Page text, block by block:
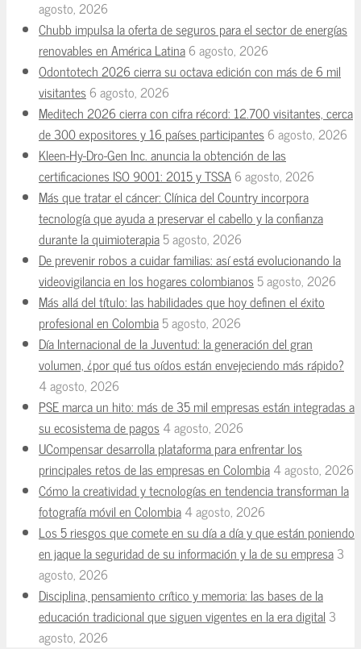
agosto, 2026
Chubb impulsa la oferta de seguros para el sector de energías
renovables en América Latina6 agosto, 2026
Odontotech 2026 cierra su octava edición con más de 6 mil
visitantes6 agosto, 2026
Meditech 2026 cierra con cifra récord: 12.700 visitantes, cerca
de 300 expositores y 16 países participantes6 agosto, 2026
Kleen-Hy-Dro-Gen Inc. anuncia la obtención de las
certificaciones ISO 9001: 2015 y TSSA6 agosto, 2026
Más que tratar el cáncer: Clínica del Country incorpora
tecnología que ayuda a preservar el cabello y la confianza
durante la quimioterapia5 agosto, 2026
De prevenir robos a cuidar familias: así está evolucionando la
videovigilancia en los hogares colombianos5 agosto, 2026
Más allá del título: las habilidades que hoy definen el éxito
profesional en Colombia5 agosto, 2026
Día Internacional de la Juventud: la generación del gran
volumen, ¿por qué tus oídos están envejeciendo más rápido?
4 agosto, 2026
PSE marca un hito: más de 35 mil empresas están integradas a
su ecosistema de pagos4 agosto, 2026
UCompensar desarrolla plataforma para enfrentar los
principales retos de las empresas en Colombia4 agosto, 2026
Cómo la creatividad y tecnologías en tendencia transforman la
fotografía móvil en Colombia4 agosto, 2026
Los 5 riesgos que comete en su día a día y que están poniendo
en jaque la seguridad de su información y la de su empresa3
agosto, 2026
Disciplina, pensamiento crítico y memoria: las bases de la
educación tradicional que siguen vigentes en la era digital 3
agosto, 2026